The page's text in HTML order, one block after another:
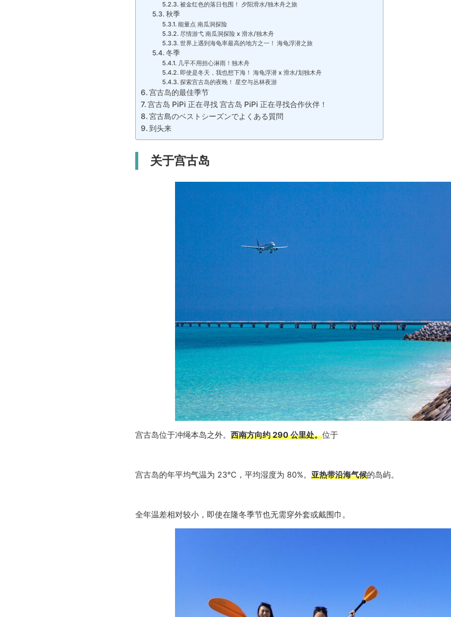
被金红色的落日包围！ 夕阳滑水/独木舟之旅
秋季
能量点 南瓜洞探险
尽情游弋 南瓜洞探险 x 滑水/独木舟
世界上遇到海龟率最高的地方之一！ 海龟浮潜之旅
冬季
几乎不用担心淋雨！独木舟
即使是冬天，我也想下海！ 海龟浮潜 x 滑水/划独木舟
探索宫古岛的夜晚！ 星空与丛林夜游
宫古岛的最佳季节
宫古岛 PiPi 正在寻找 宫古岛 PiPi 正在寻找合作伙伴！
宮古島のベストシーズンでよくある質問
到头来
关于宫古岛
宫古岛位于冲绳本岛之外。 西南方向约 290 公里处。位于
宫古岛的年平均气温为 23°C，平均湿度为 80%。 亚热带沿海气候的岛屿。
全年温差相对较小，即使在隆冬季节也无需穿外套或戴围巾。